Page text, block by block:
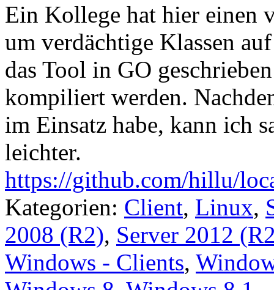
Ein Kollege hat hier einen
um verdächtige Klassen
das Tool in GO
kompiliert werden.
im Einsatz habe, kann ich
leichter.
https://github.com/hillu/
Kategorien: Client, Linux,
2008 (R2), Server 2012
Windows - Clients,